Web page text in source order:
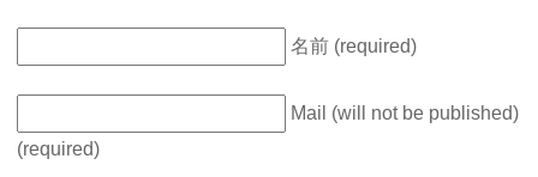
名前 (required)
Mail (will not be published)
(required)